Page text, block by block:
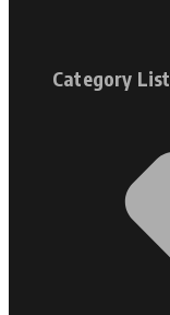
Category List